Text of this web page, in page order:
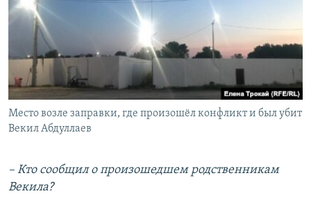
Место возле заправки, где произошёл конфликт и был убит
Векил Абдуллаев
– Кто сообщил о произошедшем родственникам
Векила?